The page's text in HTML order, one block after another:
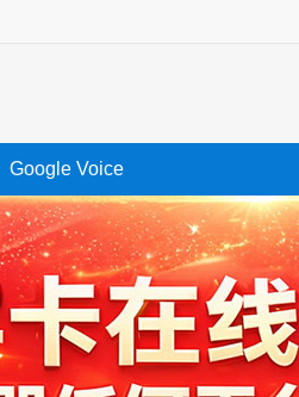
Google Voice